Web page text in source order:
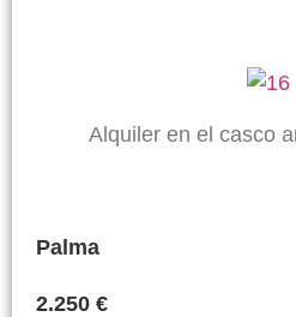
Alquiler en el casco
Palma
2.250 €